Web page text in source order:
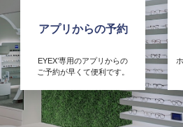
アプリからの予約
EYEX’専用のアプリからの
ご予約が早くて便利です。